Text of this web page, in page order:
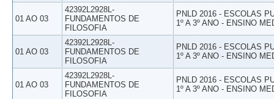
01 AO 03
42392L2928L-
FUNDAMENTOS DE
FILOSOFIA
PNLD 2016 - ESCOLAS
1º A 3º ANO - ENSINO
01 AO 03
42392L2928L-
FUNDAMENTOS DE
FILOSOFIA
PNLD 2016 - ESCOLAS
1º A 3º ANO - ENSINO
01 AO 03
42392L2928L-
FUNDAMENTOS DE
FILOSOFIA
PNLD 2016 - ESCOLAS
1º A 3º ANO - ENSINO